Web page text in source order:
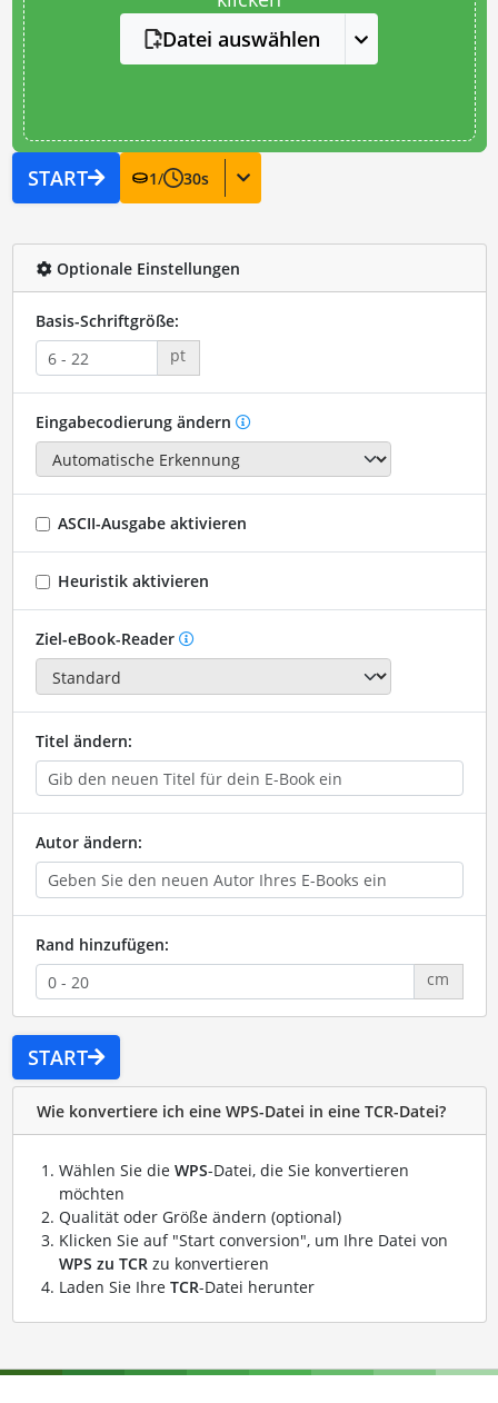
Datei auswählen
START 1/ 30s
Optionale Einstellungen
Basis-Schriftgröße:
pt
Eingabecodierung ändern
ASCII-Ausgabe aktivieren
Heuristik aktivieren
Ziel-eBook-Reader
Titel ändern:
Autor ändern:
Rand hinzufügen:
cm
START
Wie konvertiere ich eine WPS-Datei in eine TCR-Datei?
Wählen Sie die WPS-Datei, die Sie konvertieren
möchten
Qualität oder Größe ändern (optional)
Klicken Sie auf "Start conversion", um Ihre Datei von
WPS zu TCRzu konvertieren
Laden Sie Ihre TCR-Datei herunter